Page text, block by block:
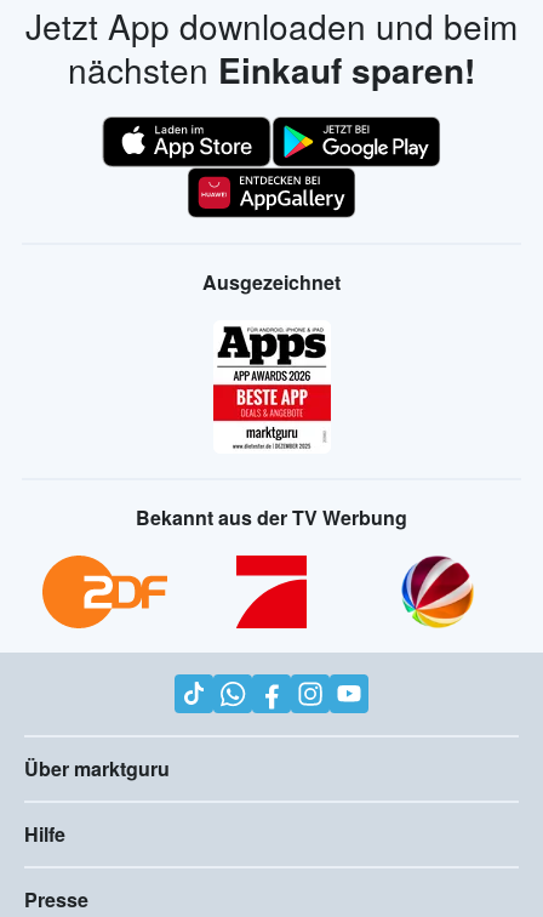
Jetzt App downloaden und beim
nächsten Einkauf sparen!
Ausgezeichnet
Bekannt aus der TV Werbung
Über marktguru
Hilfe
Presse